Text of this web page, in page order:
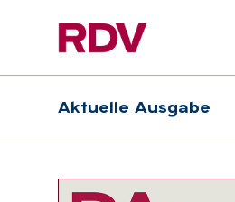
Hauptnavigation
Aktuelle Ausgabe